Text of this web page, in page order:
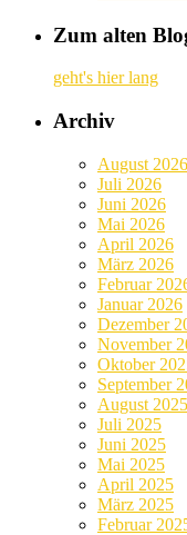
Zum alten
geht's hier lang
Archiv
August 2026
Juli 2026
Juni 2026
Mai 2026
April 2026
März 2026
Februar
Januar 2026
Dezember
November
Oktober
September
August 2025
Juli 2025
Juni 2025
Mai 2025
April 2025
März 2025
Februar